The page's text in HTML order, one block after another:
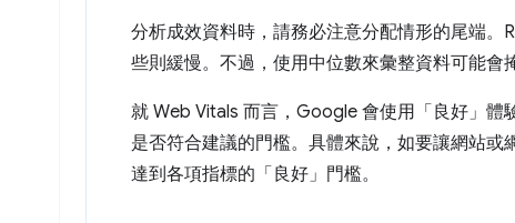
分析成效資料時，請務必注意分配情形的尾端
些則緩慢。不過，使用中位數來彙整資料可能會
就 Web Vitals 而言，Google 會使用「良好」體
是否符合建議的門檻。具體來說，如要讓網站
達到各項指標的「良好」門檻。